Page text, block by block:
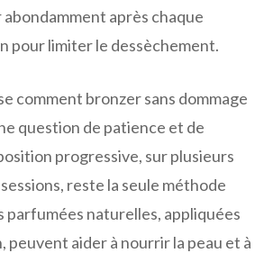
après chaque
pour limiter le dessèchement.
comment bronzer sans dommage
question de patience et de
progressive, sur plusieurs
reste la seule méthode
parfumées naturelles, appliquées
peuvent aider à nourrir la peau et à